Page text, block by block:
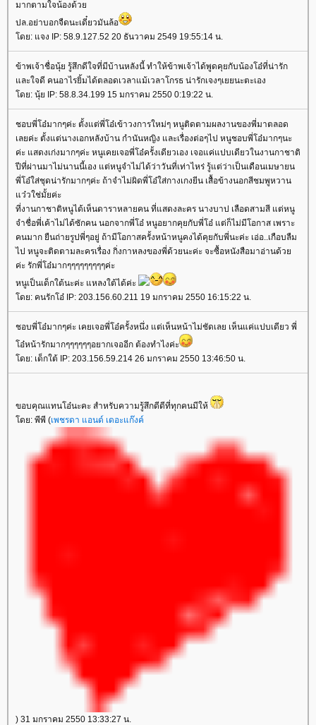
มากตามใจน้องด้วย
ปล.อย่าบอกจืดนะเดี๋ยวมันล้อ
โดย: แจง IP: 58.9.127.52 20 ธันวาคม 2549 19:55:14 น.
ข้าพเจ้าชื่อนุ้ย รู้สึกดีใจที่มีบ้านหลังนี้ ทำให้ข้าพเจ้าได้พูดคุยกับน้องโอ๋ที่น่ารัก
และใจดี คนอาไรยิ้มได้ตลอดเวลาแม้เวลาโกรธ น่ารักเจงๆเยยนะตะเอง
โดย: นุ้ย IP: 58.8.34.199 15 มกราคม 2550 0:19:22 น.
ชอบพี่โอ๋มากๆค่ะ ตั้งแต่พี่โอ๋เข้าวงการใหม่ๆ หนูติดตามผลงานของพี่มาตลอด
เลยค่ะ ตั้งแต่นางเอกหลังบ้าน กำนันหญิง และเรื่องต่อๆไป หนูชอบพี่โอ๋มากๆนะ
ค่ะ แสดงเก่งมากๆค่ะ หนูเคยเจอพี่โอ๋ครั้งเดียวเอง เจอแค่แปบเดียวในงานกาชาติ
ปีที่ผ่านมาไม่นานนี้เอง แต่หนูจำไม่ได้ว่าวันที่เท่าไหร่ รู้แต่ว่าเป็นเดือนเมษายน
พี่โอ๋ใส่ชุดน่ารักมากๆค่ะ ถ้าจำไม่ผิดพี่โอ๋ใส่กางเกงยีน เสื้อข้างนอกสีชมพูหวาน
แว๋วใช่มั้ยค่ะ
ที่งานกาชาติหนูได้เห็นดาราหลายคน ที่แสดงละคร นางบาป เลือดสามสี แต่หนู
จำชื่อพี่เค้าไม่ได้ซักคน นอกจากพี่โอ๋ หนูอยากคุยกับพี่โอ๋ แต่ก็ไม่มีโอกาส เพราะ
คนมาก ยืนถ่ายรูปพี่ๆอยู่ ถ้ามีโอกาสครั้งหน้าหนูคงได้คุยกับพี่นะค่ะ เอ่อ..เกือบลืม
ไป หนูจะติดตามละครเรื่อง กิ่งกาหลงของพี่ด้วยนะค่ะ จะซื้อหนังสือมาอ่านด้วย
ค่ะ รักพี่โอ๋มากๆๆๆๆๆๆๆๆๆค่ะ
หนูเป็นเด็กใต้นะค่ะ แหลงใต้ได้ค่ะ
โดย: คนรักโอ๋ IP: 203.156.60.211 19 มกราคม 2550 16:15:22 น.
ชอบพี่โอ๋มากๆค่ะ เคยเจอพี่โอ๋ครั้งหนึ่ง แต่เห็นหน้าไม่ชัดเลย เห็นแค่แปบเดียว พี่
โอ๋หน้ารักมากๆๆๆๆๆๆอยากเจออีก ต้องทำไงค่ะ
โดย: เด็กใต้ IP: 203.156.59.214 26 มกราคม 2550 13:46:50 น.
ขอบคุณแทนโอ๋นะคะ สำหรับความรู้สึกดีดีที่ทุกคนมีให้
โดย: พีพี (เพชรดา แอนด์ เดอะแก๊งค์
) 31 มกราคม 2550 13:33:27 น.